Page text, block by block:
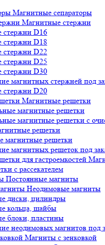
Магнитные сепараторы
Магнитные стержни
D16
D18
D22
D25
D30
магнитных стержней под
D20
Магнитные решетки
магнитные решетки
магнитные решетки с
решетки
магнитные решетки
магнитных решеток под
с рассекателем
Постоянные магниты
Неодимовые магниты
диски, цилиндры
кольца, шайбы
блоки, пластины
неодимовых магнитов под
Магниты с зенковкой